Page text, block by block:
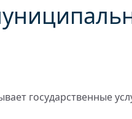
государственные